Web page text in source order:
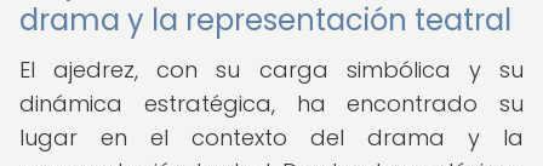
drama y la representación teatral
El ajedrez, con su carga simbólica y su
dinámica estratégica, ha encontrado su
lugar en el contexto del drama y la